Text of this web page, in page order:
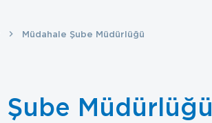
Müdahale Şube Müdürlüğü
Şube Müdürlüğü